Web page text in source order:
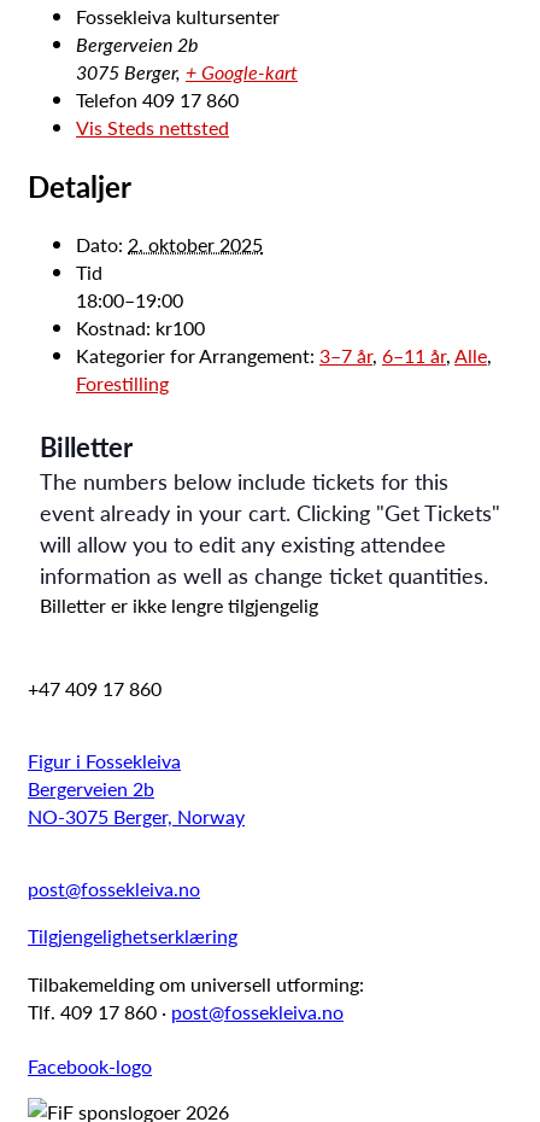
Fossekleiva kultursenter
Bergerveien 2b
3075 Berger, + Google-kart
Telefon 409 17 860
Vis Steds nettsted
Detaljer
Dato: 2. oktober 2025
Tid
18:00–19:00
Kostnad: kr100
Kategorier for Arrangement: 3–7 år, 6–11 år,Alle,
Forestilling
Billetter
The numbers below include tickets for this
event already in your cart. Clicking "Get Tickets"
will allow you to edit any existing attendee
information as well as change ticket quantities.
Billetter er ikke lengre tilgjengelig
+47 409 17 860
Figur i Fossekleiva
Bergerveien 2b
NO-3075 Berger, Norway
post@fossekleiva.no
Tilgjengelighetserklæring
Tilbakemelding om universell utforming:
Tlf. 409 17 860 · post@fossekleiva.no
Facebook-logo